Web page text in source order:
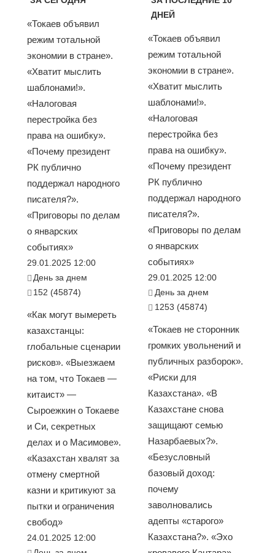
«Токаев объявил
режим тотальной
экономии в стране».
«Хватит мыслить
шаблонами!».
«Налоговая
перестройка без
права на ошибку».
«Почему президент
РК публично
поддержал народного
писателя?».
«Приговоры по делам
о январских
событиях»
29.01.2025 12:00
День за днем
152 (45874)
«Как могут вымереть
казахстанцы:
глобальные сценарии
рисков». «Выезжаем
на том, что Токаев —
китаист» —
Сыроежкин о Токаеве
и Си, секретных
делах и о Масимове».
«Казахстан хвалят за
отмену смертной
казни и критикуют за
пытки и ограничения
свобод»
24.01.2025 12:00
ДНЕЙ
«Токаев объявил
режим тотальной
экономии в стране».
«Хватит мыслить
шаблонами!».
«Налоговая
перестройка без
права на ошибку».
«Почему президент
РК публично
поддержал народного
писателя?».
«Приговоры по делам
о январских
событиях»
29.01.2025 12:00
День за днем
1253 (45874)
«Токаев не сторонник
громких увольнений и
публичных разборок».
«Риски для
Казахстана». «В
Казахстане снова
защищают семью
Назарбаевых?».
«Безусловный
базовый доход:
почему
заволновались
адепты «старого»
Казахстана?». «Эхо